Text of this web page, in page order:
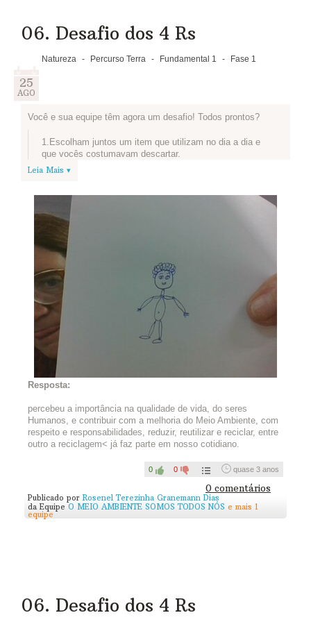
06. Desafio dos 4 Rs
Natureza - Percurso Terra - Fundamental 1 - Fase 1
25
AGO
Você e sua equipe têm agora um desafio! Todos prontos?
1.Escolham juntos um item que utilizam no dia a dia e
que vocês costumavam descartar.
2.Pausa! Vamos conhecer o projeto que os alunos e
reutilizar o que antes ia para o lixo? As ideias dessa
turma são super legais e podem inspirar a sua equipe:
Artistas do Plástico
3.Depois de navegar é hora de voltar ao nosso desafio!
O primeiro passo é pensar de que forma sua equipe
pode reutilizar o item que escolheram.
4.Mãos à obra! Transformem o item escolhido para que
seja reutilizado e tirem uma foto, explicando a ideia de
vocês. Se tiverem criado um novo produto, expliquem
para que ele serve.
5.Publiquem a foto e a explicação nos campos abaixo.
Esse conteúdo irá automaticamente para a seção de
Novidades da Equipe, em sua página inicial, e para o
Blog do Circuito, com o título
Capriche!
Se não for possível criar, vale desenhar!
A ideia pode inspirar muitas pessoas! Você pode seguir em
frente, mas para finalizar o Percurso Terra precisará ter feito o
post! Não esqueça =)
Leia Mais ▾
Resposta:
percebeu a importância na qualidade de vida, do seres
Humanos, e contribuir com a melhoria do Meio Ambiente, com
respeito e responsabilidades, reduzir, reutilizar e reciclar, entre
outro a reciclagem< já faz parte em nosso cotidiano.
0 0 quase 3 anos
0 comentários
Publicado por Rosenel Terezinha Granemann Dias
da Equipe O MEIO AMBIENTE SOMOS TODOS NÓS e mais 1
equipe
06. Desafio dos 4 Rs